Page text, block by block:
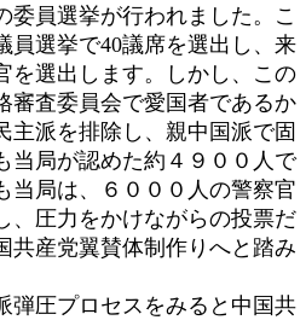
委員選挙が行われました。こ
員選挙で40議席を選出し、来
を選出します。しかし、この
審査委員会で愛国者であるか
主派を排除し、親中国派で固
当局が認めた約４９００人で
当局は、６０００人の警察官
、圧力をかけながらの投票だ
共産党翼賛体制作りへと踏み
圧プロセスをみると中国共